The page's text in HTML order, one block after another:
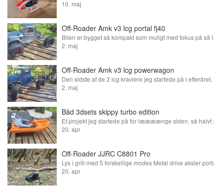
10. maj
Off-Roader Amk v3 lcg portal fj40
2. maj
Off-Roader Amk v3 lcg powerwagon
2. maj
Båd 3dsets skippy turbo edition
20. apr
Off-Roader JJRC C8801 Pro
20. apr